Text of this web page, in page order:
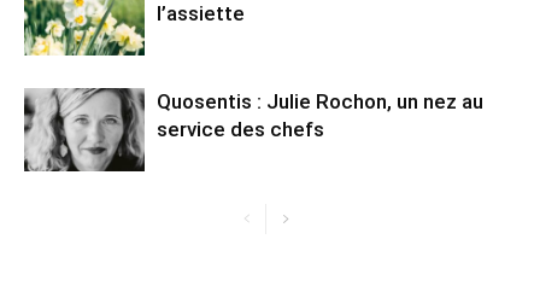
l’assiette
Quosentis : Julie Rochon, un nez au
service des chefs